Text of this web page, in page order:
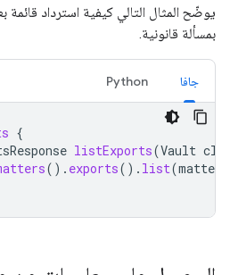
يوضّح المثال التالي كيفية استرداد قائمة
بمسألة قانونية.
جافا Python
{
listExports(Vault
(). exports(). list(